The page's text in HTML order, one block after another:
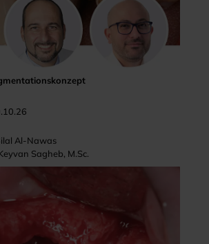
Al-Nawas
Sagheb, M.Sc.